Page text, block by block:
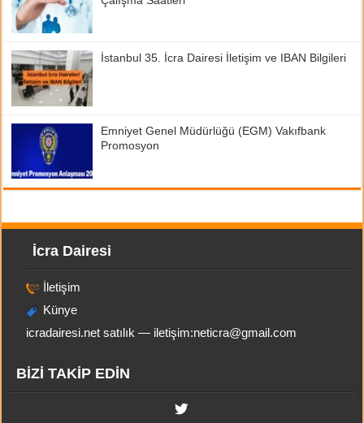
İstanbul 35. İcra Dairesi İletişim ve IBAN Bilgileri
Emniyet Genel Müdürlüğü (EGM) Vakıfbank
Promosyon
İcra Dairesi
İletişim
Künye
icradairesi.net satılık — iletişim:neticra@gmail.com
BİZİ TAKİP EDİN